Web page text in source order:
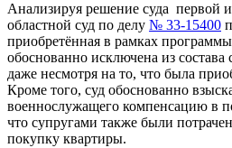
Анализируя решение суда первой
областной суд по делу № 33-15400
приобретённая в рамках
обоснованно исключена из
даже несмотря на то, что была
Кроме того, суд обоснованно
военнослужащего компенсацию в
что супругами также были
покупку квартиры.